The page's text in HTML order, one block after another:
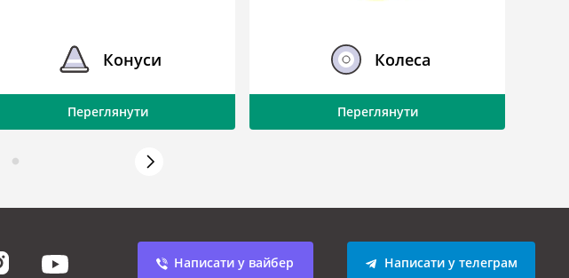
Конуси
Переглянути
Колеса
Переглянути
Написати у вайбер Написати у телеграм